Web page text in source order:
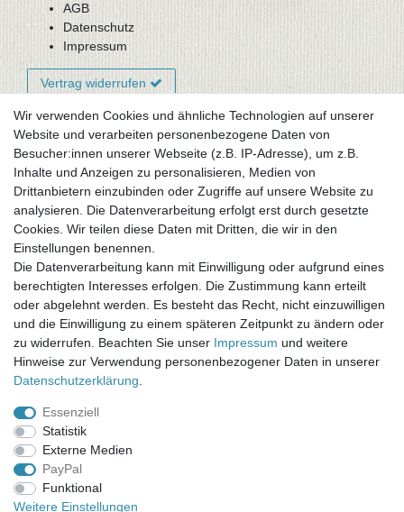
AGB
Datenschutz
Impressum
Vertrag widerrufen
Newsletter-Anmeldung
FAQ / Fragen
Mein Warenkorb
Mein Merkzettel
Mein Konto
UNSER LADENGESCHÄFT
Gottlieb-Daimler-Str. 10
33334 Gütersloh
ÖFFNUNGSZEITEN
Montag - Dienstag: 8.00 - 18.00 Uhr, Mittwoch Ruhetag,
Donnerstag: 8.00 - 18.00 Uhr, Freitag 8.00 - 14.00 Uhr
KUNDENSERVICE
Telefon: (05241) 403 22 38
E-Mail: info@stoffamstueck.de
Wir verwenden Cookies und ähnliche Technologien auf unserer
Website und verarbeiten personenbezogene Daten von
Besucher:innen unserer Webseite (z.B. IP-Adresse), um z.B.
Inhalte und Anzeigen zu personalisieren, Medien von
Drittanbietern einzubinden oder Zugriffe auf unsere Website zu
analysieren. Die Datenverarbeitung erfolgt erst durch gesetzte
Cookies. Wir teilen diese Daten mit Dritten, die wir in den
Einstellungen benennen.
Die Datenverarbeitung kann mit Einwilligung oder aufgrund eines
berechtigten Interesses erfolgen. Die Zustimmung kann erteilt
oder abgelehnt werden. Es besteht das Recht, nicht einzuwilligen
und die Einwilligung zu einem späteren Zeitpunkt zu ändern oder
zu widerrufen. Beachten Sie unser Impressum und weitere
Hinweise zur Verwendung personenbezogener Daten in unserer
Daten­schutz­erklärung
Essenziell
Statistik
Externe Medien
PayPal
Funktional
Weitere Einstellungen